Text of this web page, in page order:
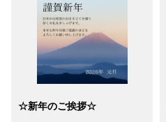
☆新年のご挨拶☆